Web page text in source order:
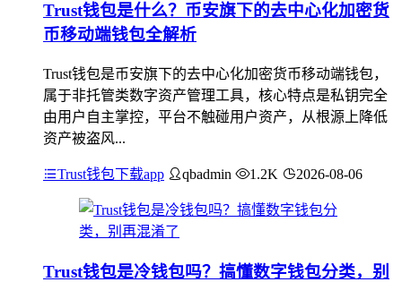
Trust钱包是什么？币安旗下的去中心化加密货
币移动端钱包全解析
Trust钱包是币安旗下的去中心化加密货币移动端钱包，
属于非托管类数字资产管理工具，核心特点是私钥完全
由用户自主掌控，平台不触碰用户资产，从根源上降低
资产被盗风...
Trust钱包下载app qbadmin 1.2K 2026-08-06
Trust钱包是冷钱包吗？搞懂数字钱包分类，别